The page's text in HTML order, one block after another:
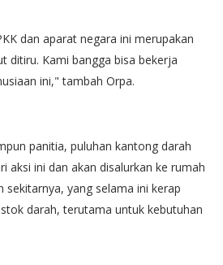
dan aparat negara ini merupakan
ditiru. Kami bangga bisa bekerja
ini," tambah Orpa.
panitia, puluhan kantong darah
aksi ini dan akan disalurkan ke rumah
sekitarnya, yang selama ini kerap
darah, terutama untuk kebutuhan